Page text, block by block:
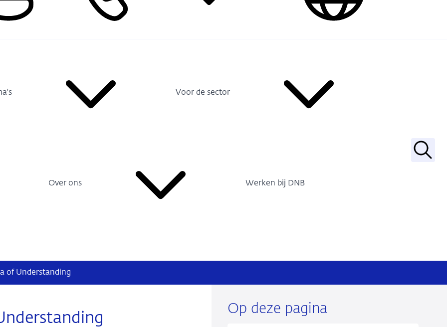
Voor de sector
Over ons Werken bij DNB
Zoek
of Understanding
Op deze pagina